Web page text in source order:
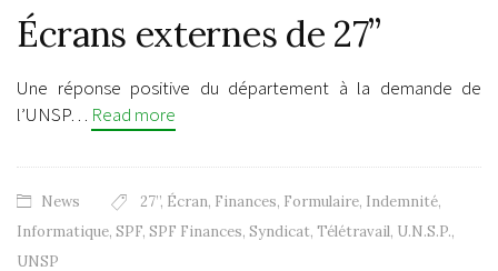
Écrans externes de 27’’
Une réponse positive du département à la demande de
l’UNSP… Read more
News 27’’, Écran, Finances, Formulaire, Indemnité,
Informatique, SPF, SPF Finances, Syndicat, Télétravail, U.N.S.P.,
UNSP